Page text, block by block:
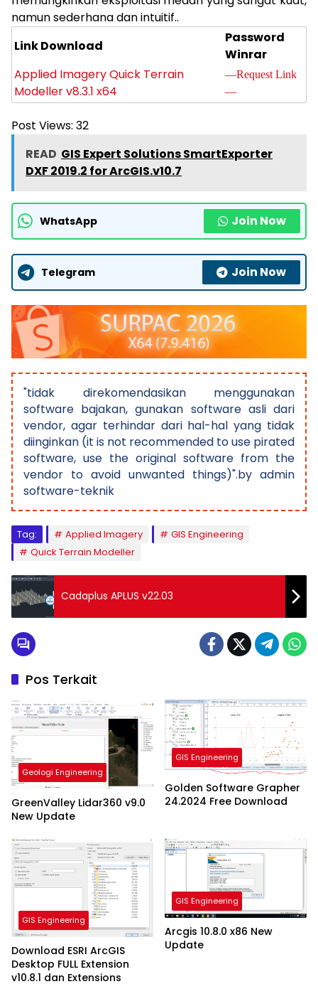
namun sederhana dan intuitif..
Link Download
Password
Winrar
Applied Imagery Quick Terrain
Modeller v8.3.1 x64
—Request Link
—
Post Views: 32
READ GIS Expert Solutions SmartExporter
DXF 2019.2 for ArcGIS.v10.7
WhatsApp Join Now
Telegram Join Now
"tidak direkomendasikan menggunakan
software bajakan, gunakan software asli dari
vendor, agar terhindar dari hal-hal yang tidak
diinginkan (it is not recommended to use pirated
software, use the original software from the
vendor to avoid unwanted things)".by admin
software-teknik
Tag: Applied Imagery
GIS Engineering
Quick Terrain Modeller
Cadaplus APLUS v22.03
Pos Terkait
Geologi Engineering
GreenValley Lidar360 v9.0
New Update
GIS Engineering
Golden Software Grapher
24.2024 Free Download
GIS Engineering
Download ESRI ArcGIS
Desktop FULL Extension
v10.8.1 dan Extensions
GIS Engineering
Arcgis 10.8.0 x86 New
Update